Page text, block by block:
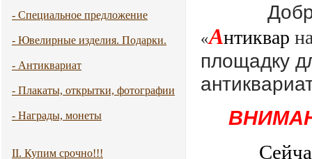
- Специальное предложение
- Ювелирные изделия. Подарки.
- Антиквариат
- Плакаты, открытки, фотографии
- Награды, монеты
II. Купим срочно!!!
«Антиквар
площадку